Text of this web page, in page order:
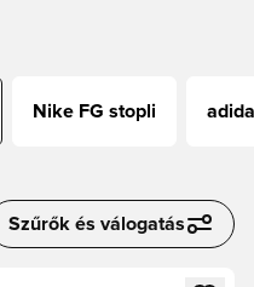
Nike FG stopli
Szűrők és válogatás